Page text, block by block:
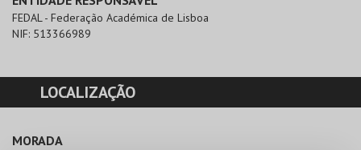
FEDAL - Federação Académica de Lisboa
NIF: 513366989
LOCALIZAÇÃO
MORADA